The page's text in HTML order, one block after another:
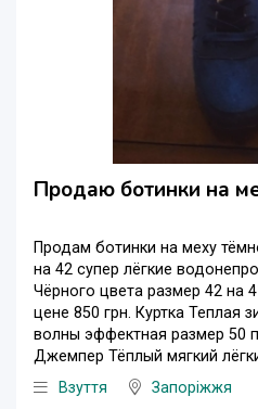
Продаю ботинки на
Продам ботинки на меху
на 42 супер лёгкие
Чёрного цвета размер 42 на
цене 850 грн. Куртка Теплая
волны эффектная размер 50
Джемпер Тёплый мягкий
Взуття
Запоріжжя